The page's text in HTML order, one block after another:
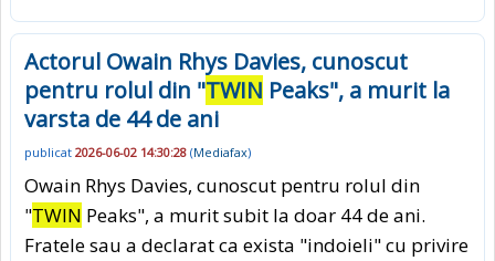
Actorul Owain Rhys Davies, cunoscut
pentru rolul din "TWIN Peaks", a murit la
varsta de 44 de ani
publicat 2026-06-02 14:30:28 (Mediafax)
Owain Rhys Davies, cunoscut pentru rolul din
"TWIN Peaks", a murit subit la doar 44 de ani.
Fratele sau a declarat ca exista "indoieli" cu privire